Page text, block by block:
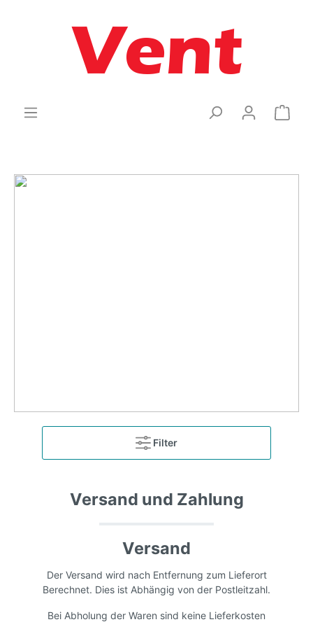
Filter
Versand und Zahlung
Versand
Der Versand wird nach Entfernung zum Lieferort
Berechnet. Dies ist Abhängig von der Postleitzahl.
Bei Abholung der Waren sind keine Lieferkosten